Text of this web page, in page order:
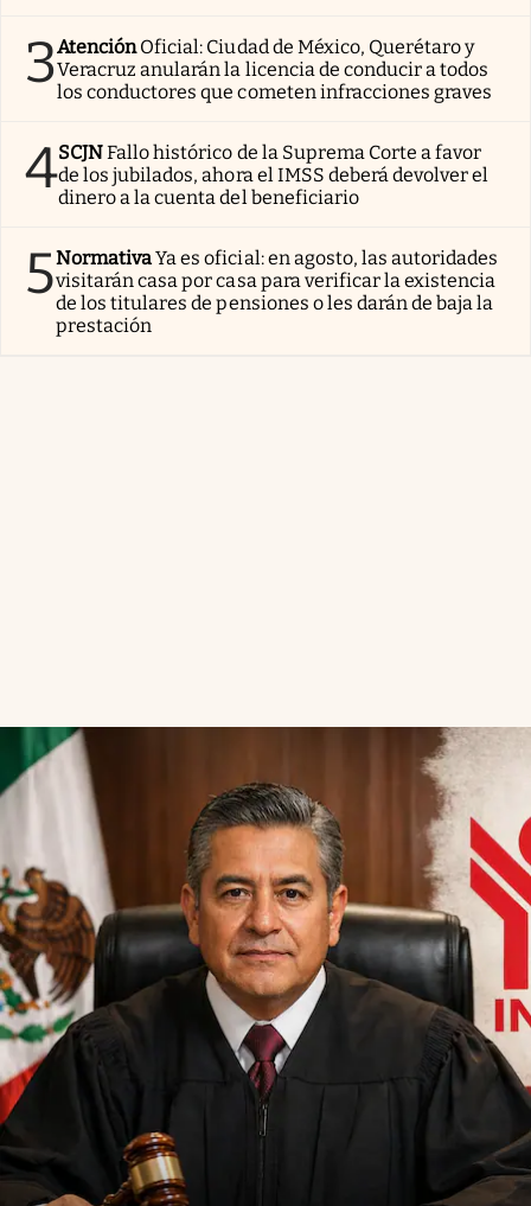
3AtenciónOficial: Ciudad de México, Querétaro y
Veracruz anularán la licencia de conducir a todos
los conductores que cometen infracciones graves
4SCJNFallo histórico de la Suprema Corte a favor
de los jubilados, ahora el IMSS deberá devolver el
dinero a la cuenta del beneficiario
5NormativaYa es oficial: en agosto, las autoridades
visitarán casa por casa para verificar la existencia
de los titulares de pensiones o les darán de baja la
prestación